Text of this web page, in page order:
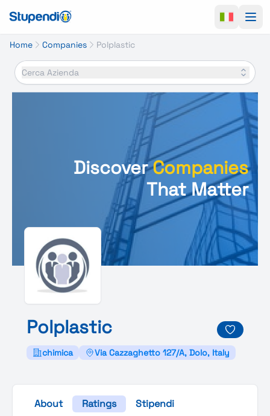
Home Companies Polplastic
Cerca Azienda
DiscoverCompanies
That Matter
Polplastic
chimica Via Cazzaghetto 127/A, Dolo, Italy
About Ratings Stipendi